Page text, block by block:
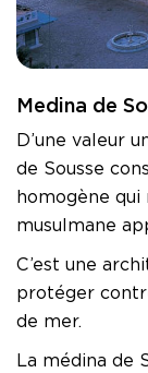
Medina de
D’une valeur
de Sousse
homogène
musulmane
C’est une
protéger
de mer.
La médina de